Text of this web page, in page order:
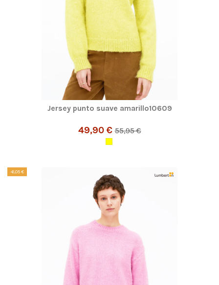
Jersey punto suave amarillo10609
49,90 €55,95 €
-6,05 €